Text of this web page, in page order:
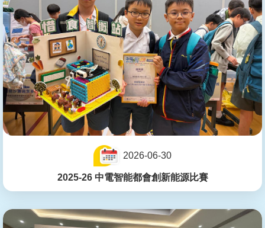
2026-06-30
2025-26 中電智能都會創新能源比賽